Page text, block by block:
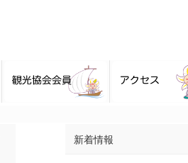
新着情報